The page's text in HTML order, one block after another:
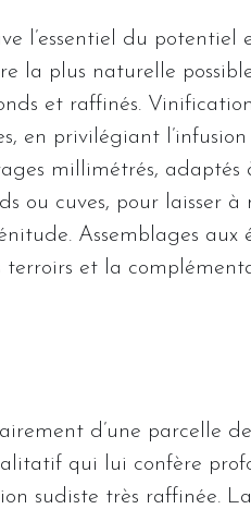
l’essentiel du potentiel
la plus naturelle
et raffinés.
en privilégiant
millimétrés,
ou cuves, pour laisser à
Assemblages aux
et la
d’une parcelle
qui lui confère
sudiste très raffinée.